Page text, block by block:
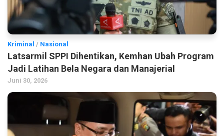
Kriminal / Nasional
Latsarmil SPPI Dihentikan, Kemhan Ubah Program
Jadi Latihan Bela Negara dan Manajerial
Juni 30, 2026